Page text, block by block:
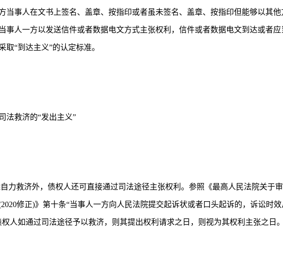
当事人在文书上签名、盖章、按指印或者虽未签名、盖章、按指印但能够以其他
当事人一方以发送信件或者数据电文方式主张权利，信件或者数据电文到达或者
取“到达主义”的认定标准。
法救济的“发出主义”
自力救济外，债权人还可直接通过司法途径主张权利。参照《最高人民法院关于
修正)》第十条“当事人一方向人民法院提交起诉状或者口头起诉的，诉讼时
权人如通过司法途径予以救济，则其提出权利请求之日，则视为其权利主张之日。